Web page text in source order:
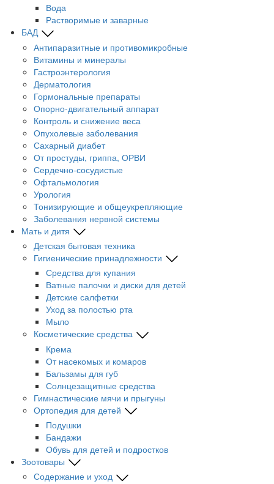
Вода
Растворимые и заварные
БАД
Антипаразитные и противомикробные
Витамины и минералы
Гастроэнтерология
Дерматология
Гормональные препараты
Опорно-двигательный аппарат
Контроль и снижение веса
Опухолевые заболевания
Сахарный диабет
От простуды, гриппа, ОРВИ
Сердечно-сосудистые
Офтальмология
Урология
Тонизирующие и общеукрепляющие
Заболевания нервной системы
Мать и дитя
Детская бытовая техника
Гигиенические принадлежности
Средства для купания
Ватные палочки и диски для детей
Детские салфетки
Уход за полостью рта
Мыло
Косметические средства
Крема
От насекомых и комаров
Бальзамы для губ
Солнцезащитные средства
Гимнастические мячи и прыгуны
Ортопедия для детей
Подушки
Бандажи
Обувь для детей и подростков
Зоотовары
Содержание и уход